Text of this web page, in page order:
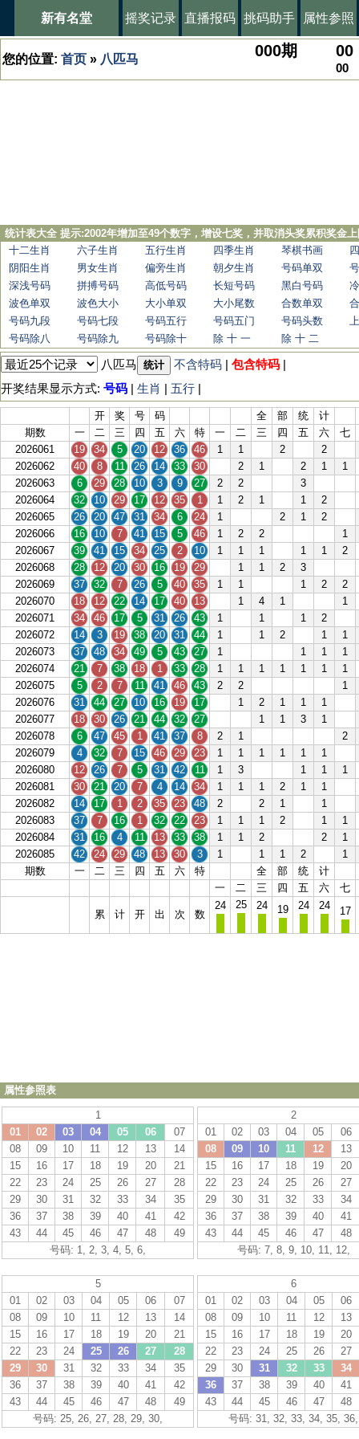
新有名堂 摇奖记录 直播报码 挑码助手 属性参照
您的位置: 首页 » 八匹马 000期 00
00
统计表大全 提示:2002年增加至49个数字，增设七奖，并取消头奖累积奖金
十二生肖
六子生肖 五行生肖 四季生肖 琴棋书画
阴阳生肖
男女生肖 偏旁生肖 朝夕生肖 号码单双
深浅号码
拼搏号码 高低号码 长短号码 黑白号码
波色单双
波色大小 大小单双 大小尾数 合数单双
号码九段
号码七段 号码五行 号码五门 号码头数
号码除八
号码除九 号码除十 除 十 一 除 十 二
八匹马 统计 不含特码 | 包含特码 |
开奖结果显示方式: 号码 | 生肖 | 五行 |
开 奖 号 码 全 部 统
计
期数
一 二 三 四 五 六 特 一 二 三 四 五 六
七
2026061
19 34 5 20 12 36 46 1 1 2
2
2026062
40 8 11 26 14 33 30 2 1 2 1
1
2026063
6 29 28 10 3 9 27 2 2
3
2026064
32 10 29 17 12 35 1 1 2 1 1
2
2026065
26 20 47 31 34 6 24 1 2 1
2
2026066
16 10 7 41 15 5 46 1 2 2
1
2026067
39 41 15 34 25 2 10 1 1 1 1 1
2
2026068
28 12 20 30 16 19 29 1 1 2
3
2026069
37 32 7 26 5 40 35 1 1 1 2
2
2026070
18 12 22 14 17 40 13 1 4 1
1
2026071
34 46 17 5 31 26 43 1 1 1
2
2026072
14 3 19 38 20 31 44 1 1 2 1
1
2026073
37 48 34 49 5 43 27 1 1 1
1
2026074
21 7 38 18 1 33 28 1 1 1 1 1 1
1
2026075
5 2 7 11 41 46 43 2 2
1
2026076
31 44 27 10 16 19 17 1 2 1 1
1
2026077
18 30 26 21 44 32 27 1 1 3
1
2026078
6 47 45 1 41 37 8 2 1
2
2026079
4 32 7 15 46 29 23 1 1 1 1 1
1
2026080
12 26 7 5 31 42 11 1 3 1 1
1
2026081
30 21 20 7 4 14 34 1 1 1 2 1
1
2026082
14 17 1 2 35 23 48 2 2 1
1
2026083
37 7 16 1 32 22 23 1 1 1 2 1
1
2026084
31 16 4 11 13 33 38 1 1 2 2
1
2026085
42 24 29 48 13 30 3 1 1 1 2
1
期数
一 二 三 四 五 六 特 全 部 统
计
一
二 三 四 五 六 七
累 计 开 出 次 数
24 25 24 19 24 24 17
属性参照表
1
01
02 03 04 05 06
07
08
09 10 11 12 13
14
15
16 17 18 19 20
21
22
23 24 25 26 27
28
29
30 31 32 33 34
35
36
37 38 39 40 41
42
43
44 45 46 47 48
49
号码: 1, 2, 3, 4, 5, 6,
2
01
02 03 04 05
06
08
09 10 11 12
13
15
16 17 18 19
20
22
23 24 25 26
27
29
30 31 32 33
34
36
37 38 39 40
41
43
44 45 46 47
48
号码: 7, 8, 9, 10, 11, 12,
5
01
02 03 04 05 06
07
08
09 10 11 12 13
14
15
16 17 18 19 20
21
22
23 24 25 26 27
28
29
30 31 32 33 34
35
36
37 38 39 40 41
42
43
44 45 46 47 48
49
号码: 25, 26, 27, 28, 29, 30,
6
01
02 03 04 05
06
08
09 10 11 12
13
15
16 17 18 19
20
22
23 24 25 26
27
29
30 31 32 33
34
36
37 38 39 40
41
43
44 45 46 47
48
号码: 31, 32, 33, 34, 35, 36,